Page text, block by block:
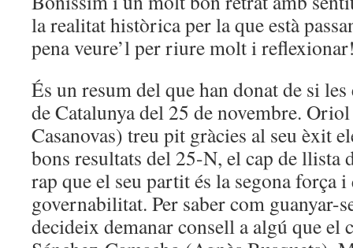
la realitat històrica per la que està
pena veure’l per riure molt i
És un resum del que han donat de si
de Catalunya del 25 de novembre.
Casanovas) treu pit gràcies al seu èxit
bons resultats del 25-N, el cap de llista
rap que el seu partit és la segona força
governabilitat. Per saber com guanyar-
decideix demanar consell a algú que